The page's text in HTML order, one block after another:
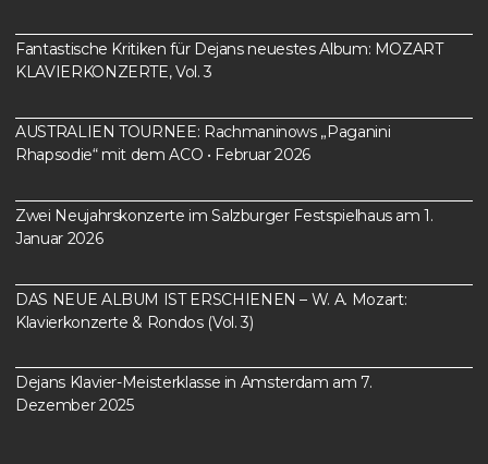
Fantastische Kritiken für Dejans neuestes Album: MOZART
KLAVIERKONZERTE, Vol. 3
AUSTRALIEN TOURNEE: Rachmaninows „Paganini
Rhapsodie“ mit dem ACO • Februar 2026
Zwei Neujahrskonzerte im Salzburger Festspielhaus am 1.
Januar 2026
DAS NEUE ALBUM IST ERSCHIENEN – W. A. Mozart:
Klavierkonzerte & Rondos (Vol. 3)
Dejans Klavier-Meisterklasse in Amsterdam am 7.
Dezember 2025